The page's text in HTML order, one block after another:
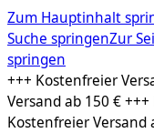
Zum Hauptinhalt
Suche springenZur
springen
Zum
Inhalt
springen
+++ Kostenfreier
Versand ab 150 €
Kostenfreier Versand